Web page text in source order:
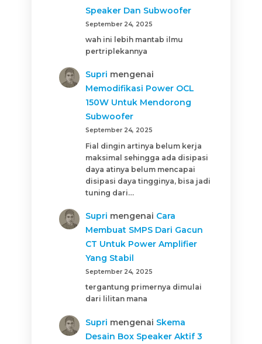
Speaker Dan Subwoofer
September 24, 2025
wah ini lebih mantab ilmu
pertriplekannya
Supri mengenai
Memodifikasi Power OCL
150W Untuk Mendorong
Subwoofer
September 24, 2025
Fial dingin artinya belum kerja
maksimal sehingga ada disipasi
daya atinya belum mencapai
disipasi daya tingginya, bisa jadi
tuning dari…
Supri mengenai Cara
Membuat SMPS Dari Gacun
CT Untuk Power Amplifier
Yang Stabil
September 24, 2025
tergantung primernya dimulai
dari lilitan mana
Supri mengenai Skema
Desain Box Speaker Aktif 3